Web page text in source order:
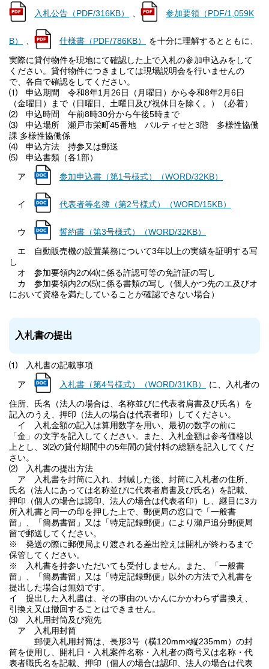
入札公告（PDF/316KB） 、 参加要領（PDF/1,059K
B） 、 仕様書（PDF/786KB）
を十分に理解するとともに、
実際に貸付物件を現地にて確認した上で入札の参加申込みをして
ください。貸付物件につきましては現場説明会を行いませんの
で、各自で確認をしてください。
⑴ 申込期間 令和8年1月26日（月曜日）から令和8年2月6日
（金曜日）まで（日曜日、土曜日及び祝休日を除く。）（必着）
⑵ 申込時間 午前8時30分から午後5時まで
⑶ 申込場所 瀬戸市栄町45番地 パルティせと3階 多様性協働
課 多様性協働係
⑷ 申込方法 持参又は郵送
⑸ 申込書類（各1部）
ア
参加申込書（第1号様式）（WORD/32KB）
イ 代表者等名簿（第2号様式）（WORD/15KB）
ウ
誓約書（第3号様式）（WORD/32KB）
エ 自動販売機の設置業務について3年以上の実績を証明する写
し
オ 参加要領内2の⑷に係る許認可等の免許証の写し
カ 参加要領内2の⑸に係る書類の写し（個人かつ先のエ及びオ
において資格を満たしていることが確認できない場合）
入札書の提出
⑴ 入札書の記載事項
ア
入札書（第4号様式）（WORD/31KB）
に、入札者の
住所、氏名（法人の場合は、名称並びに代表者肩書及び氏名）を
記入のうえ、押印（法人の場合は代表者印）してください。
イ 入札金額の記入は算用数字を用い、最初の数字の前に
「金」の文字を記入してください。また、入札金額は参考価格以
上とし、3⑵の貸付期間中の5年間の貸付料の総額を記入してくだ
さい。
⑵ 入札書の提出方法
ア 入札書を封筒に入れ、封緘した後、封筒に入札者の住所、
氏名（法人にあっては名称並びに代表者肩書及び氏名）を記載、
押印（個人の場合は認印、法人の場合は代表者印）し、継目に3カ
所入札書と同一の印を押した上で、郵便局の窓口で「一般書
留」、「簡易書留」又は「特定記録郵便」により瀬戸追分郵便局
留で郵送してください。
※ 発送の際に郵便局より渡される差出控えは開札が終わるまで
保管してください。
※ 入札書を持参いただいても受付しません。また、「一般書
留」、「簡易書留」又は「特定記録郵便」以外の方法で入札書を
提出した場合は無効です。
イ 提出した入札書は、その事由のいかんにかかわらず書換え、
引換え又は撤回することはできません。
⑶ 入札用封筒及び宛先
ア 入札用封筒
郵便入札用封筒は、長形3号（横120mm×縦235mm）の封
筒を使用し、開札日・入札案件名称・入札者の商号又は名称・代
表者職氏名を記載、押印（個人の場合は認印、法人の場合は代表